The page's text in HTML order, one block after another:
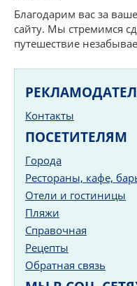
Благодарим вас за
сайту. Мы стремимся
путешествие
Контакты
ПОСЕТИТЕЛЯМ
Города
Рестораны, кафе,
Отели и гостиницы
Пляжи
Справочная
Рецепты
Обратная связь